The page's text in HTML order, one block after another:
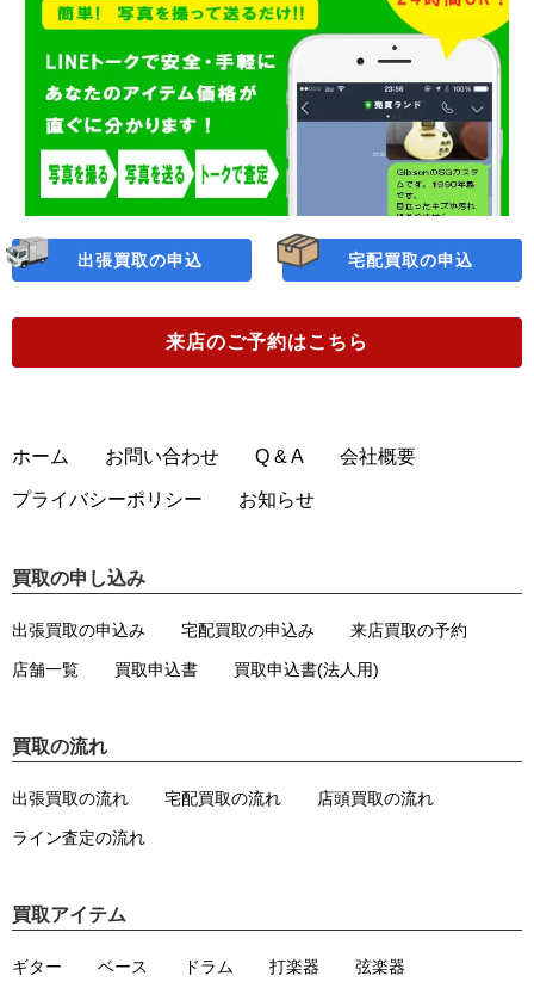
出張買取の申込 宅配買取の申込
来店のご予約はこちら
ホーム お問い合わせ Q & A 会社概要
プライバシーポリシー お知らせ
買取の申し込み
出張買取の申込み 宅配買取の申込み 来店買取の予約
店舗一覧 買取申込書 買取申込書(法人用)
買取の流れ
出張買取の流れ 宅配買取の流れ 店頭買取の流れ
ライン査定の流れ
買取アイテム
ギター ベース ドラム 打楽器 弦楽器